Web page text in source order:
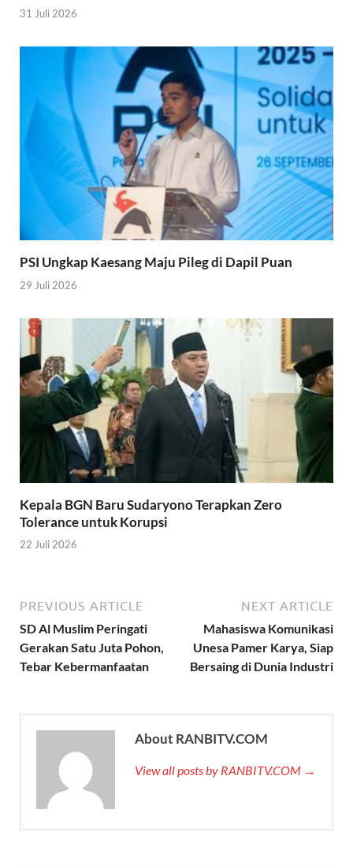
31 Juli 2026
PSI Ungkap Kaesang Maju Pileg di Dapil Puan
29 Juli 2026
Kepala BGN Baru Sudaryono Terapkan Zero
Tolerance untuk Korupsi
22 Juli 2026
PREVIOUS ARTICLE
SD Al Muslim Peringati
Gerakan Satu Juta Pohon,
Tebar Kebermanfaatan
NEXT ARTICLE
Mahasiswa Komunikasi
Unesa Pamer Karya, Siap
Bersaing di Dunia Industri
About RANBITV.COM
View all posts by RANBITV.COM →